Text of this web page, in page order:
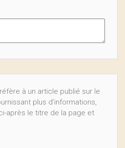
à un article publié sur le
plus d’informations,
après le titre de la page et